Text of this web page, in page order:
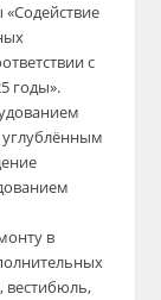
с
годы».
в
вестибюль,